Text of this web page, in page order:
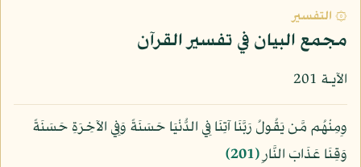
۞ التفسير
مجمع البيان في تفسير القرآن
الآيـة 201
وِمِنْهُم مَّن يَقُولُ رَبَّنَا آتِنَا فِي الدُّنْيَا حَسَنَةً وَفِي الآخِرَةِ حَسَنَةً
وَقِنَا عَذَابَ النَّارِ﴿201﴾